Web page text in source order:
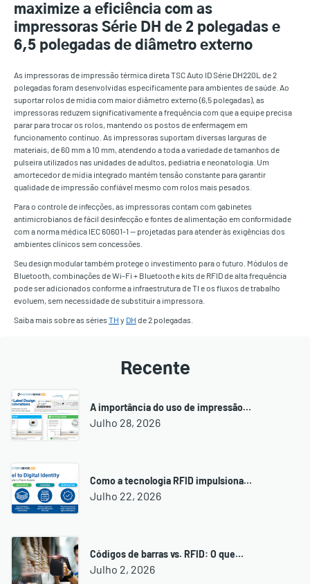
maximize a eficiência com as
impressoras Série DH de 2 polegadas e
6,5 polegadas de diâmetro externo
As impressoras de impressão térmica direta TSC Auto ID Série DH220L de 2
polegadas foram desenvolvidas especificamente para ambientes de saúde. Ao
suportar rolos de mídia com maior diâmetro externo (6,5 polegadas), as
impressoras reduzem significativamente a frequência com que a equipe precisa
parar para trocar os rolos, mantendo os postos de enfermagem em
funcionamento contínuo. As impressoras suportam diversas larguras de
materiais, de 60 mm a 10 mm, atendendo a toda a variedade de tamanhos de
pulseira utilizados nas unidades de adultos, pediatria e neonatologia. Um
amortecedor de mídia integrado mantém tensão constante para garantir
qualidade de impressão confiável mesmo com rolos mais pesados.
Para o controle de infecções, as impressoras contam com gabinetes
antimicrobianos de fácil desinfecção e fontes de alimentação em conformidade
com a norma médica IEC 60601-1 — projetadas para atender às exigências dos
ambientes clínicos sem concessões.
Seu design modular também protege o investimento para o futuro. Módulos de
Bluetooth, combinações de Wi-Fi + Bluetooth e kits de RFID de alta frequência
pode ser adicionados conforme a infraestrutura de TI e os fluxos de trabalho
evoluem, sem necessidade de substituir a impressora.
Saiba mais sobre as sériesTH y DH de 2 polegadas.
Recente
A importância do uso de impressão…
Julho 28, 2026
Como a tecnologia RFID impulsiona…
Julho 22, 2026
Códigos de barras vs. RFID: O que…
Julho 2, 2026